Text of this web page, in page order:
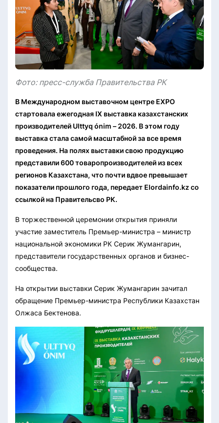
Фото: пресс-служба Правительства РК
В Международном выставочном центре EXPO
стартовала ежегодная IX выставка казахстанских
производителей Ulttyq ónim – 2026. В этом году
выставка стала самой масштабной за все время
проведения. На полях выставки свою продукцию
представили 600 товаропроизводителей из всех
регионов Казахстана, что почти вдвое превышает
показатели прошлого года, передает Elordainfo.kz со
ссылкой на Правительсво РК.
В торжественной церемонии открытия приняли
участие заместитель Премьер-министра – министр
национальной экономики РК Серик Жумангарин,
представители государственных органов и бизнес-
сообщества.
На открытии выставки Серик Жумангарин зачитал
обращение Премьер-министра Республики Казахстан
Олжаса Бектенова.